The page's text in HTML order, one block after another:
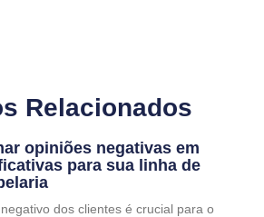
Relacionados
opiniões negativas em
para sua linha de
dos clientes é crucial para o